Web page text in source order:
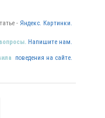
- Яндекс. Картинки.
Напишите нам.
поведения на сайте.